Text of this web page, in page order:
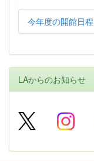
今年度の開館日程
LAからのお知らせ